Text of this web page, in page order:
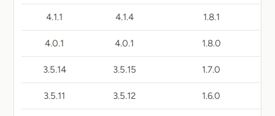
1.8.1
4.1.4
4.1.1
1.8.0
4.0.1
4.0.1
1.7.0
3.5.15
3.5.14
1.6.0
3.5.12
3.5.11